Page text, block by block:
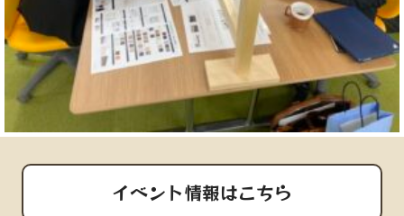
イベント情報はこちら